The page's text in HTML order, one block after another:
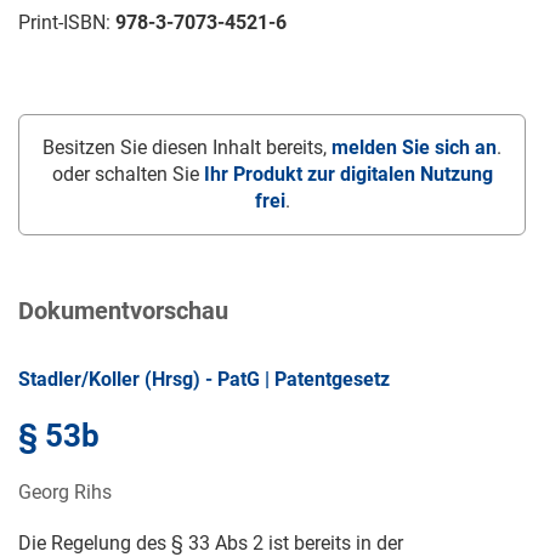
Print-ISBN: 978-3-7073-4521-6
Besitzen Sie diesen Inhalt bereits, melden Sie sich an.
oder schalten Sie
Ihr Produkt zur digitalen Nutzung
frei.
Dokumentvorschau
Stadler/Koller (Hrsg) - PatG | Patentgesetz
§ 53b
Georg Rihs
Die Regelung des § 33 Abs 2 ist bereits in der